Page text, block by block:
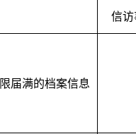
信
届满的档案信息